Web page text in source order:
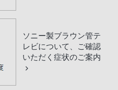
ソニー製ブラウン管テ
レビについて、ご確認
いただく症状のご案内